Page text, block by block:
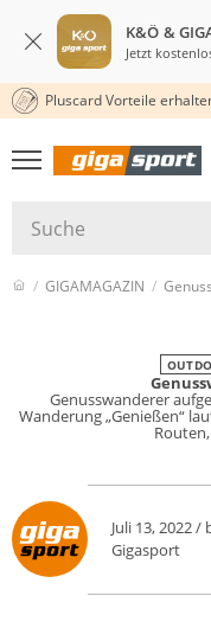
K&Ö &
Jetzt
Pluscard Vorteile
GIGASTYLE
FAHRRAD­
GIGAMAGAZIN
Genusswanderer
Wanderung „Genießen“
Juli 13, 2022 /
Gigasport